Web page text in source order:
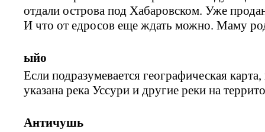
отдали острова под Хабаровском. Уже
И что от едросов еще ждать можно. Маму
ыйо
Если подразумевается географическая
указана река Уссури и другие реки на
Античушь